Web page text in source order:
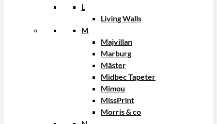
L
Living Walls
M
Majvillan
Marburg
Mäster
Midbec Tapeter
Mimou
MissPrint
Morris & co